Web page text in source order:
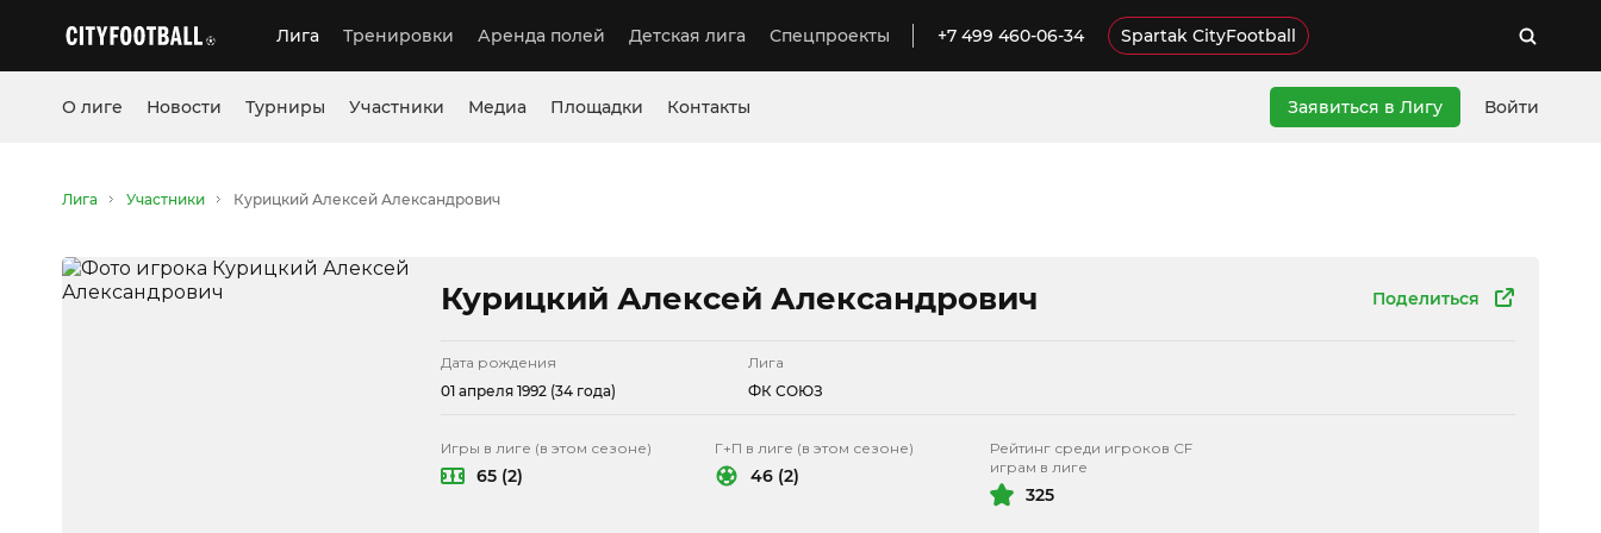
Лига Тренировки Аренда полей Детская лига Спецпроекты +7 499 460-06-34 Spartak CityFootball
О лиге Новости Турниры Участники Медиа Площадки Контакты Заявиться в Лигу Войти
Лига Участники Курицкий Алексей Александрович
Курицкий Алексей Александрович Поделиться
Дата рождения
01 апреля 1992 (34 года)
Лига
ФК СОЮЗ
Игры в лиге (в этом сезоне)
65 (2)
Г+П в лиге (в этом сезоне)
46 (2)
Рейтинг среди игроков CF
играм в лиге
325